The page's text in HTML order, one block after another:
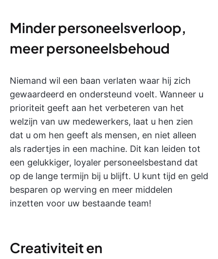
Minder personeelsverloop,
meer personeelsbehoud
Niemand wil een baan verlaten waar hij zich
gewaardeerd en ondersteund voelt. Wanneer u
prioriteit geeft aan het verbeteren van het
welzijn van uw medewerkers, laat u hen zien
dat u om hen geeft als mensen, en niet alleen
als radertjes in een machine. Dit kan leiden tot
een gelukkiger, loyaler personeelsbestand dat
op de lange termijn bij u blijft. U kunt tijd en geld
besparen op werving en meer middelen
inzetten voor uw bestaande team!
Creativiteit en